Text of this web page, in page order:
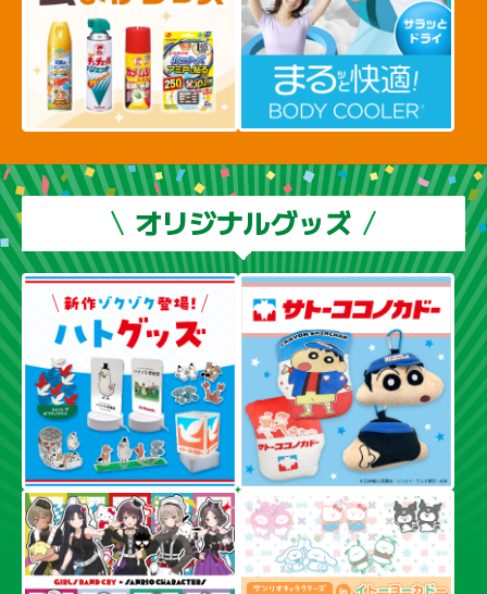
オリジナルグッズ